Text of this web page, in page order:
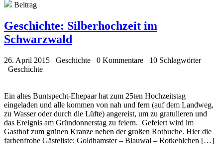
Beitrag
Geschichte: Silberhochzeit im
Schwarzwald
26. April 2015 Geschichte 0 Kommentare 10 Schlagwörter
Geschichte
Ein altes Buntspecht-Ehepaar hat zum 25ten Hochzeitstag
eingeladen und alle kommen von nah und fern (auf dem Landweg,
zu Wasser oder durch die Lüfte) angereist, um zu gratulieren und
das Ereignis am Gründonnerstag zu feiern. Gefeiert wird im
Gasthof zum grünen Kranze neben der großen Rotbuche. Hier die
farbenfrohe Gästeliste: Goldhamster – Blauwal – Rotkehlchen […]